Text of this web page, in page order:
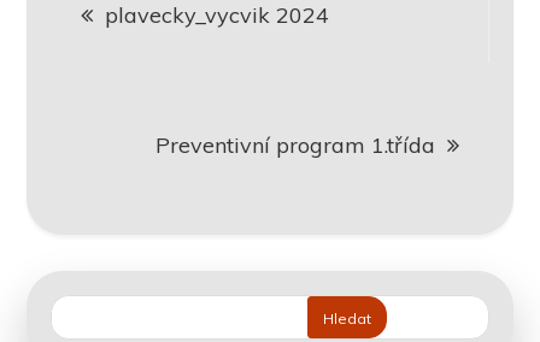
proplavecky_vycvik 2024
Preventivní program 1.třída
Hledat